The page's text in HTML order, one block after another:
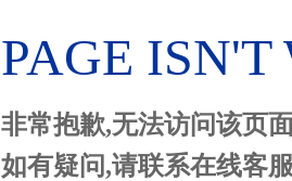
PAGE
非常抱歉,无法访问该页
如有疑问,请联系在线客